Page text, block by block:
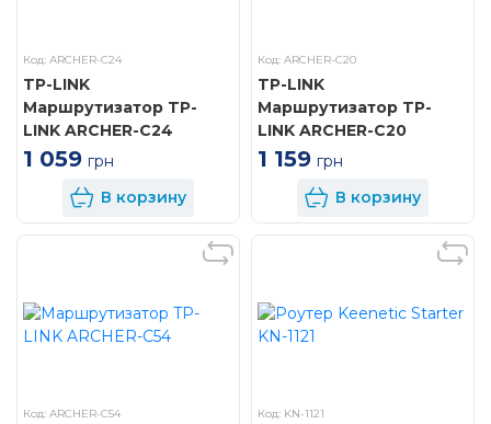
Код: ARCHER-C24
TP-LINK
Маршрутизатор TP-
LINK ARCHER-C24
1 059 грн
В корзину
Код: ARCHER-C20
TP-LINK
Маршрутизатор TP-
LINK ARCHER-C20
1 159 грн
В корзину
Код: ARCHER-C54 Код: KN-1121